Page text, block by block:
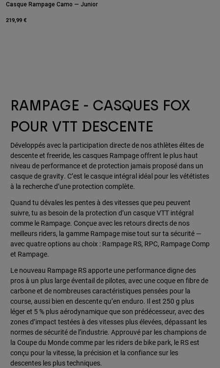
Casque Rampage Camo — Junior
219,99 €
RAMPAGE - CASQUES FOX
POUR VTT DESCENTE
Développés avec la participation directe de nos athlètes élites de
descente et freeride, les casques Rampage offrent le plus haut
niveau de performance et de protection jamais proposé dans un
casque de gravity. C’est le casque intégral idéal pour les vététistes
à la recherche d’une protection complète.
Quand tu dévales les pentes à des vitesses que peu peuvent
suivre, tu as besoin de la protection d’un casque VTT intégral
comme le Rampage. Conçue avec les retours directs de nos
meilleurs riders, la gamme Rampage mise tout sur ta sécurité —
avec quatre options au choix : Rampage RS, RPC, Rampage Comp
et Rampage.
Le nouveau Rampage RS apporte une performance digne des
pros à un plus large éventail de pilotes, avec une coque en fibre de
carbone et de nombreuses caractéristiques pensées pour la
course, aussi bien en descente qu’en enduro. Il est 250 g plus
léger et 5 % plus aérodynamique que son prédécesseur, avec des
zones d’impact testées à des vitesses plus élevées, dépassant les
normes de sécurité de l’industrie. Approuvé par les champions de
la Coupe du Monde comme par les riders de bike park, le RS est
conçu pour la vitesse, la précision et la confiance sur les
descentes les plus techniques.